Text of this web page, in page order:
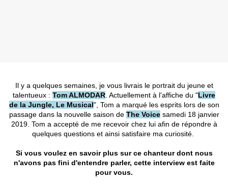
Il y a quelques semaines, je vous livrais le portrait du jeune et
talentueux : Tom ALMODAR Actuellement à l'affiche du "Livre
de la Jungle, Le Musical", Tom a marqué les esprits lors de son
passage dans la nouvelle saison de The Voicesamedi 18 janvier
2019. Tom a accepté de me recevoir chez lui afin de répondre à
quelques questions et ainsi satisfaire ma curiosité.
Si vous voulez en savoir plus sur ce chanteur dont nous
n'avons pas fini d'entendre parler, cette interview est faite
pour vous.